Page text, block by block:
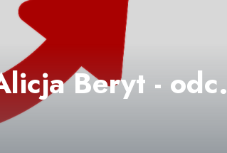
Beryt - odc.